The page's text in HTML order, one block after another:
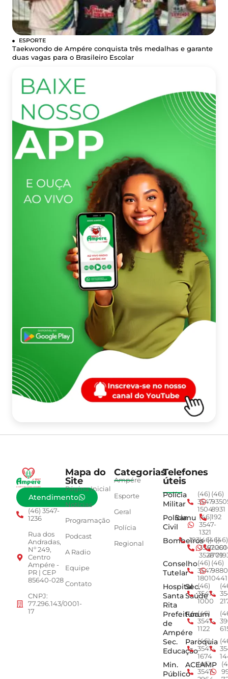
ESPORTE
Taekwondo de Ampére conquista três medalhas e garante
duas vagas para o Brasileiro Escolar
Atendimento
(46) 3547-
1236
Rua dos
Andradas,
Nº 249,
Centro
Ampére -
PR | CEP
85640-028
CNPJ:
77.296.143/0001-
17
Mapa do
Site
Página Inicial
Notícias
Programação
Podcast
A Radio
Equipe
Contato
Categorias
Ampére
Esporte
Geral
Polícia
Regional
Telefones
úteis
Polícia
Militar
(46)
3547-
1504
(46)
8931
Polícia
Civil
Samu (46)
3547-
1321
192
Bombeiros
193(46)
3547-
3528
(46)
4779
(46)
Conselho
Tutelar
(46)
3547-
1801
(46)
0441
Hospital
Santa
Rita
Sec.
Saúde
(46)
3547-
1000
Prefeitura
de
Ampére
Fórum
(46)
3547-
1122
Sec.
Educação
Paroquia
(46)
3547-
1674
Min.
Público
ACEAMP
(46)
3547-